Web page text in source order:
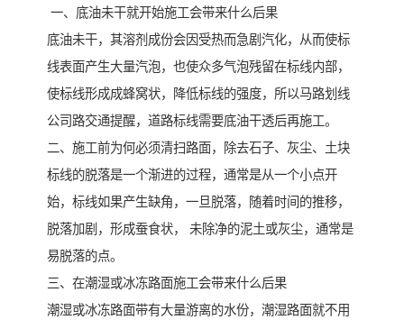
一、底油未干就开始施工会带来什么后果
底油未干，其溶剂成份会因受热而急剧汽化，从而使标
线表面产生大量汽泡，也使众多气泡残留在标线内部，
使标线形成成蜂窝状，降低标线的强度，所以马路划线
公司路交通提醒，道路标线需要底油干透后再施工。
二、施工前为何必须清扫路面，除去石子、灰尘、土块
标线的脱落是一个渐进的过程，通常是从一个小点开
始，标线如果产生缺角，一旦脱落，随着时间的推移，
脱落加剧，形成蚕食状， 未除净的泥土或灰尘，通常是
易脱落的点。
三、在潮湿或冰冻路面施工会带来什么后果
潮湿或冰冻路面带有大量游离的水份，潮湿路面就不用